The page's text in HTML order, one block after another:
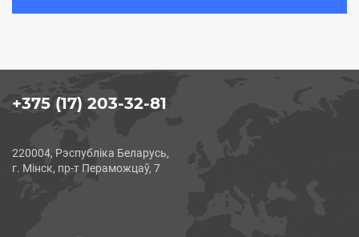
+375 (17) 203-32-81
220004, Рэспубліка Беларусь,
г. Мінск, пр-т Пераможцаў, 7